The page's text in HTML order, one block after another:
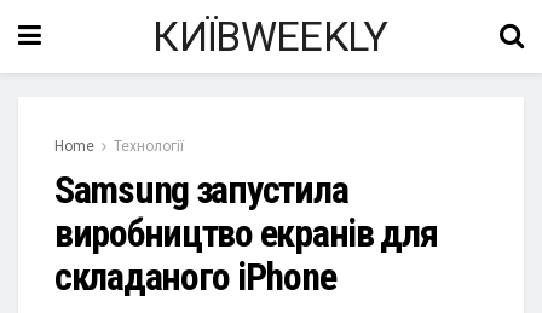
КИЇВWEEKLY
Home Технології
Samsung запустила
виробництво екранів для
складаного iPhone